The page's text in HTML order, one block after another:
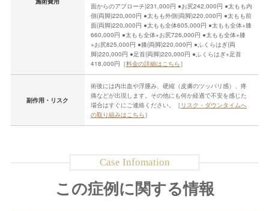
面からのアプローチ)231,000円 ●お尻242,000円 ●太もも内
側(両脚)220,000円 ●太もも外側(両脚)220,000円 ●太もも前
面(両脚)220,000円 ●太もも全体605,000円 ●太もも全体+膝
660,000円 ●太もも全体+お尻726,000円 ●太もも全体+膝
+お尻825,000円 ●膝(両脚)220,000円 ●ふくらはぎ(両
脚)220,000円 ●足首(両脚)220,000円 ●ふくらはぎ+足首
418,000円［料金の詳細はこちら］
副作用・リスク
術後には内出血や浮腫み、硬縮（皮膚のツッパリ感）、疼
痛などが出現します。その他にも何か経過で不安を感じた
場合はすぐにご連絡ください。［ リスク・ダウンタイムへ
の取り組みはこちら］
この症例に関する情報